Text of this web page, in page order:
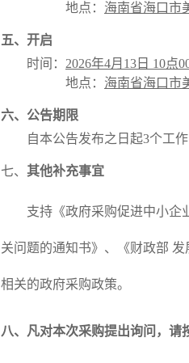
地点： 海南省海口市
五、开启
时间： 2026年4月13日 10点
地点： 海南省海口市
六、公告期限
自本公告发布之日起3个工
七、 其他补充事宜
支持《政府采购促进中小企
关问题的通知书》、《财政部 发
相关的政府采购政策。
八、凡对本次采购提出询问，请